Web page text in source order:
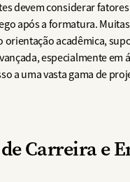
devem considerar
após a formatura.
acadêmica,
especialmente
a uma vasta gama de
Carreira e